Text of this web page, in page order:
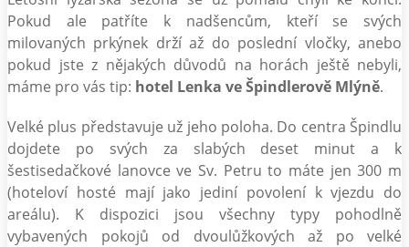
Pokud ale patříte k nadšencům, kteří se svých
milovaných prkýnek drží až do poslední vločky, anebo
pokud jste z nějakých důvodů na horách ještě nebyli,
máme pro vás tip: hotel Lenka ve Špindlerově Mlýně.
Velké plus představuje už jeho poloha. Do centra Špindlu
dojdete po svých za slabých deset minut a k
šestisedačkové lanovce ve Sv. Petru to máte jen 300 m
(hoteloví hosté mají jako jediní povolení k vjezdu do
areálu). K dispozici jsou všechny typy pohodlně
vybavených pokojů od dvoulůžkových až po velké